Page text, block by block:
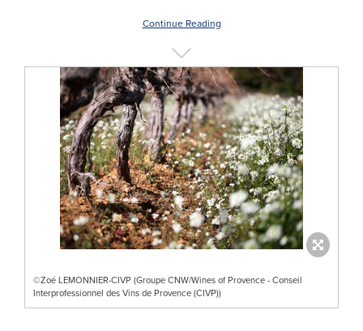
Continue Reading
©Zoé LEMONNIER-CIVP (Groupe CNW/Wines of Provence - Conseil
Interprofessionnel des Vins de Provence (CIVP))